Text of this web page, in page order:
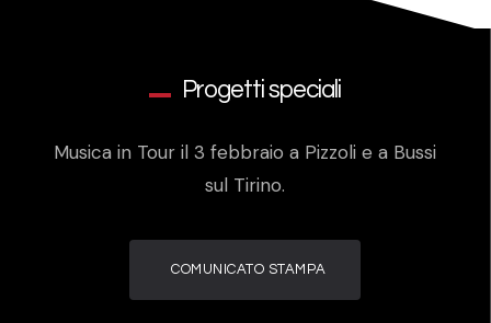
Progetti speciali
Musica in Tour il 3 febbraio a Pizzoli e a Bussi
sul Tirino.
COMUNICATO STAMPA